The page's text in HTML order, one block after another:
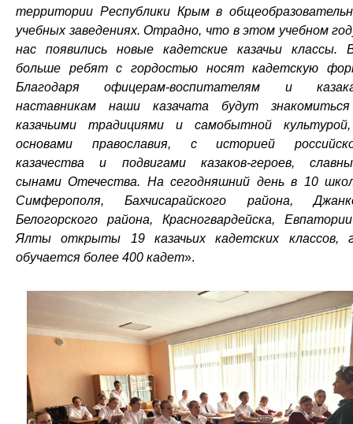
территории Республики Крым в
учебных заведениях. Отрадно, что в этом учебном
нас появились новые кадетские казачьи классы.
больше ребят с гордостью носят кадетскую
Благодаря офицерам-воспитателям и
наставникам наши казачата будут
казачьими традициями и самобытной
основами православия, с историей
казачества и подвигами казаков-героев,
сынами Отечества. На сегодняшний день в 10
Симферополя, Бахчисарайского района,
Белогорского района, Красногвардейска,
Ялты открыты 19 казачьих кадетских классов,
обучается более 400 кадет».